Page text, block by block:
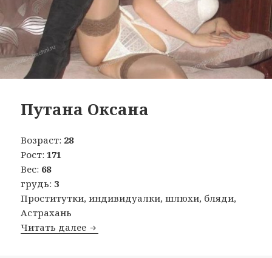
Путана Оксана
Возраст: 28
Рост:171
Вес: 68
грудь: 3
Проститутки, индивидуалки, шлюхи, бляди,
Астрахань
Читать далее Путана Оксана